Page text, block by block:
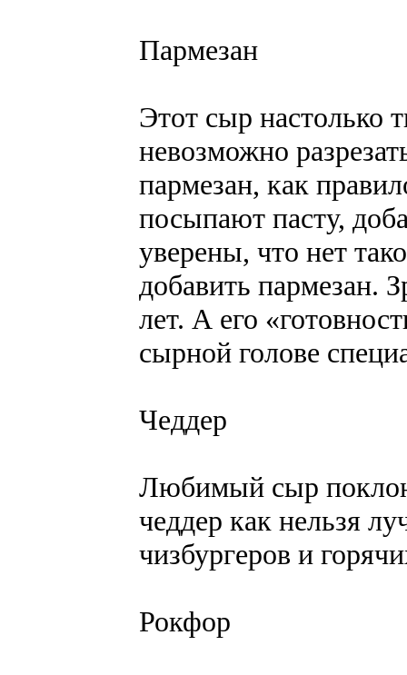
Пармезан
Этот сыр настолько
невозможно
пармезан, как
посыпают пасту,
уверены, что нет
добавить пармезан.
лет. А его
сырной голове
Чеддер
Любимый сыр
чеддер как нельзя
чизбургеров и
Рокфор